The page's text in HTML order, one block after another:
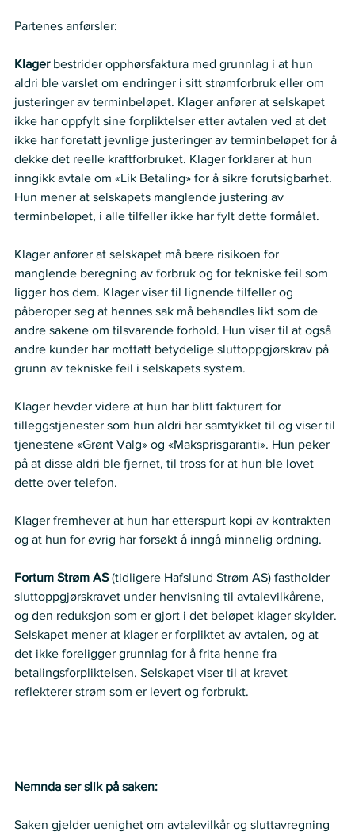
Partenes anførsler:
Klager bestrider opphørsfaktura med grunnlag i at hun
aldri ble varslet om endringer i sitt strømforbruk eller om
justeringer av terminbeløpet. Klager anfører at selskapet
ikke har oppfylt sine forpliktelser etter avtalen ved at det
ikke har foretatt jevnlige justeringer av terminbeløpet for å
dekke det reelle kraftforbruket. Klager forklarer at hun
inngikk avtale om «Lik Betaling» for å sikre forutsigbarhet.
Hun mener at selskapets manglende justering av
terminbeløpet, i alle tilfeller ikke har fylt dette formålet.
Klager anfører at selskapet må bære risikoen for
manglende beregning av forbruk og for tekniske feil som
ligger hos dem. Klager viser til lignende tilfeller og
påberoper seg at hennes sak må behandles likt som de
andre sakene om tilsvarende forhold. Hun viser til at også
andre kunder har mottatt betydelige sluttoppgjørskrav på
grunn av tekniske feil i selskapets system.
Klager hevder videre at hun har blitt fakturert for
tilleggstjenester som hun aldri har samtykket til og viser til
tjenestene «Grønt Valg» og «Maksprisgaranti». Hun peker
på at disse aldri ble fjernet, til tross for at hun ble lovet
dette over telefon.
Klager fremhever at hun har etterspurt kopi av kontrakten
og at hun for øvrig har forsøkt å inngå minnelig ordning.
Fortum Strøm AS (tidligere Hafslund Strøm AS) fastholder
sluttoppgjørskravet under henvisning til avtalevilkårene,
og den reduksjon som er gjort i det beløpet klager skylder.
Selskapet mener at klager er forpliktet av avtalen, og at
det ikke foreligger grunnlag for å frita henne fra
betalingsforpliktelsen. Selskapet viser til at kravet
reflekterer strøm som er levert og forbrukt.
Nemnda ser slik på saken:
Saken gjelder uenighet om avtalevilkår og sluttavregning